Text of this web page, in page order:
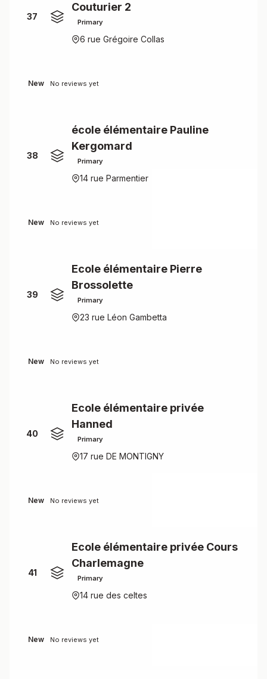
37
Couturier 2
Primary
6 rue Grégoire Collas
New No reviews yet
38
école élémentaire Pauline
Kergomard
Primary
14 rue Parmentier
New No reviews yet
39
Ecole élémentaire Pierre
Brossolette
Primary
23 rue Léon Gambetta
New No reviews yet
40
Ecole élémentaire privée
Hanned
Primary
17 rue DE MONTIGNY
New No reviews yet
41
Ecole élémentaire privée Cours
Charlemagne
Primary
14 rue des celtes
New No reviews yet